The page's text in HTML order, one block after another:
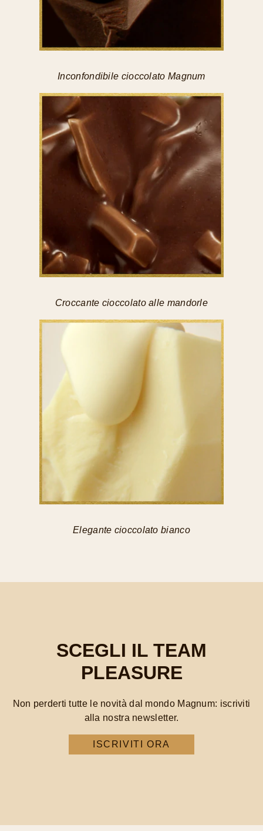
Inconfondibile cioccolato Magnum
Croccante cioccolato alle mandorle
Elegante cioccolato bianco
SCEGLI IL TEAM
PLEASURE
Non perderti tutte le novità dal mondo Magnum: iscriviti
alla nostra newsletter.
ISCRIVITI ORA